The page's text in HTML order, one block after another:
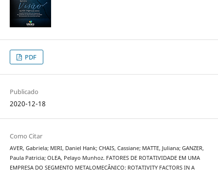
PDF
Publicado
2020-12-18
Como Citar
AVER, Gabriela; MIRI, Daniel Hank; CHAIS, Cassiane; MATTE, Juliana; GANZER,
Paula Patricia; OLEA, Pelayo Munhoz. FATORES DE ROTATIVIDADE EM UMA
EMPRESA DO SEGMENTO METALOMECÂNICO: ROTATIVITY FACTORS IN A